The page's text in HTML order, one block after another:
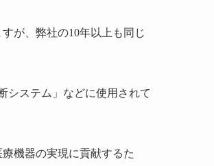
が、弊社の10年以上も同じ
システム」などに使用されて
機器の実現に貢献するた